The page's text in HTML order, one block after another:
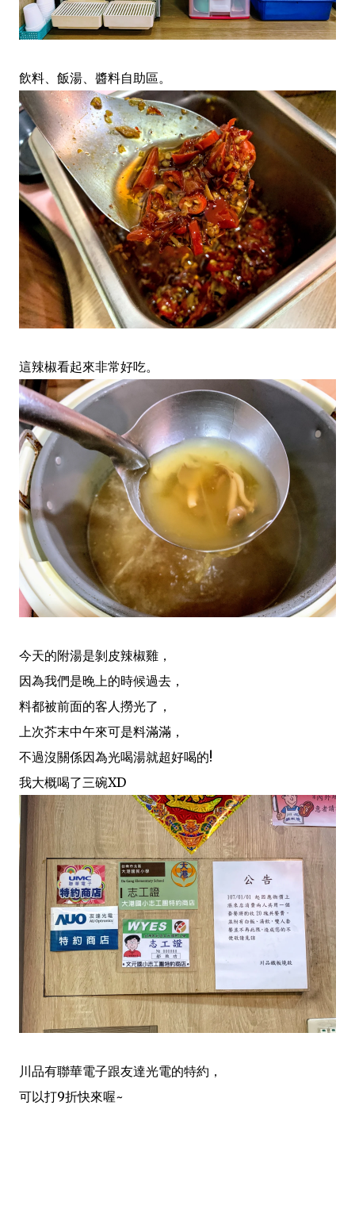
飲料、飯湯、醬料自助區。
這辣椒看起來非常好吃。
今天的附湯是剝皮辣椒雞，
因為我們是晚上的時候過去，
料都被前面的客人撈光了，
上次芥末中午來可是料滿滿，
不過沒關係因為光喝湯就超好喝的!
我大概喝了三碗XD
川品有聯華電子跟友達光電的特約，
可以打9折快來喔~